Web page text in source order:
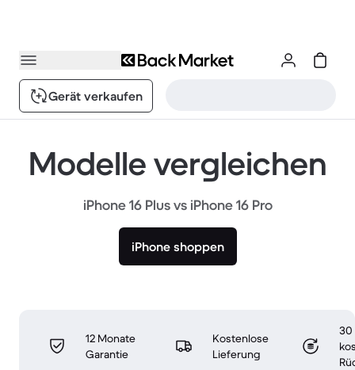
Gerät verkaufen
Modelle vergleichen
iPhone 16 Plus vs iPhone 16 Pro
iPhone shoppen
12 Monate
Garantie
Kostenlose
Lieferung
30